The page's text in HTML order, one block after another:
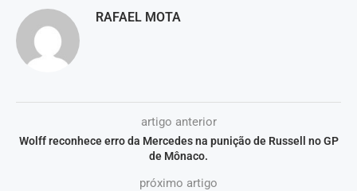
RAFAEL MOTA
artigo anterior
Wolff reconhece erro da Mercedes na punição de Russell no GP
de Mônaco.
próximo artigo